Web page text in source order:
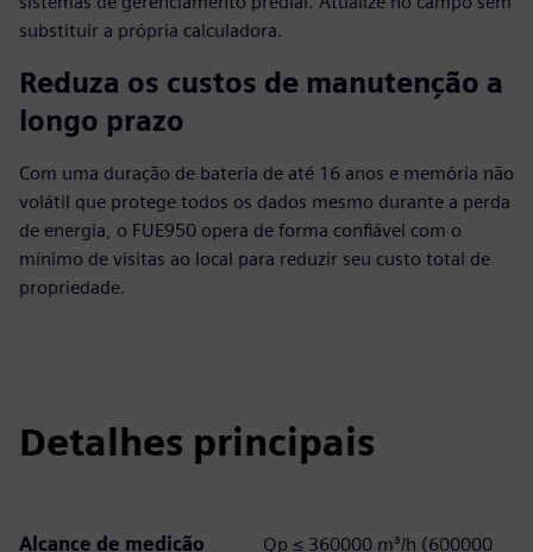
substituir a própria calculadora.
Reduza os custos de manutenção a
longo prazo
Com uma duração de bateria de até 16 anos e memória não
volátil que protege todos os dados mesmo durante a perda
de energia, o FUE950 opera de forma confiável com o
mínimo de visitas ao local para reduzir seu custo total de
propriedade.
Detalhes principais
Alcance de medição
Qp ≤ 360000 m³/h (600000